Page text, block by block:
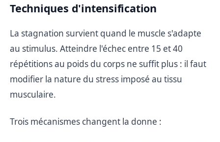
Techniques d'intensification
La stagnation survient quand le muscle s'adapte
au stimulus. Atteindre l'échec entre 15 et 40
répétitions au poids du corps ne suffit plus : il faut
modifier la nature du stress imposé au tissu
musculaire.
Trois mécanismes changent la donne :